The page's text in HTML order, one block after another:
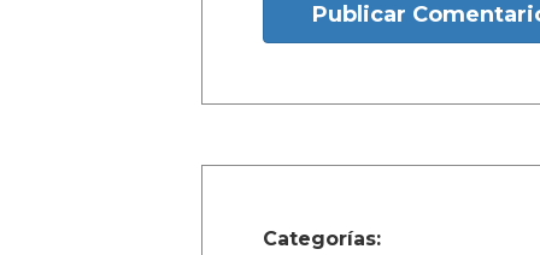
Publicar
Categorías: